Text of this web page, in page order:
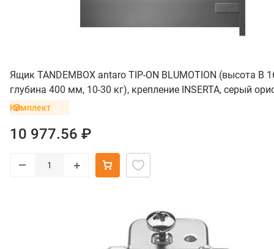
Ящик TANDEMBOX antaro TIP-ON BLUMOTION (высота B
глубина 400 мм, 10-30 кг), крепление INSERTA, серый
Комплект
10 977.56 ₽
– +